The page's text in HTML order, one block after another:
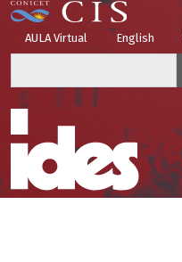
Top Menu
AULA Virtual English
Menú principal